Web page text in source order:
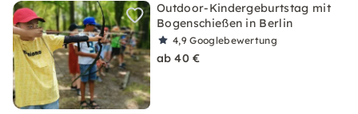
Outdoor-Kindergeburtstag mit
Bogenschießen in Berlin
4,9Googlebewertung
ab 40 €